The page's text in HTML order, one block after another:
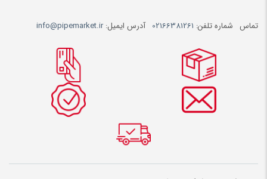
تماس شماره تلفن: 02166381261 آدرس ایمیل:info@pipemarket.ir